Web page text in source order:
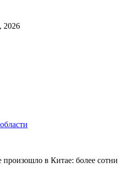
2026
в Китае: более сотни